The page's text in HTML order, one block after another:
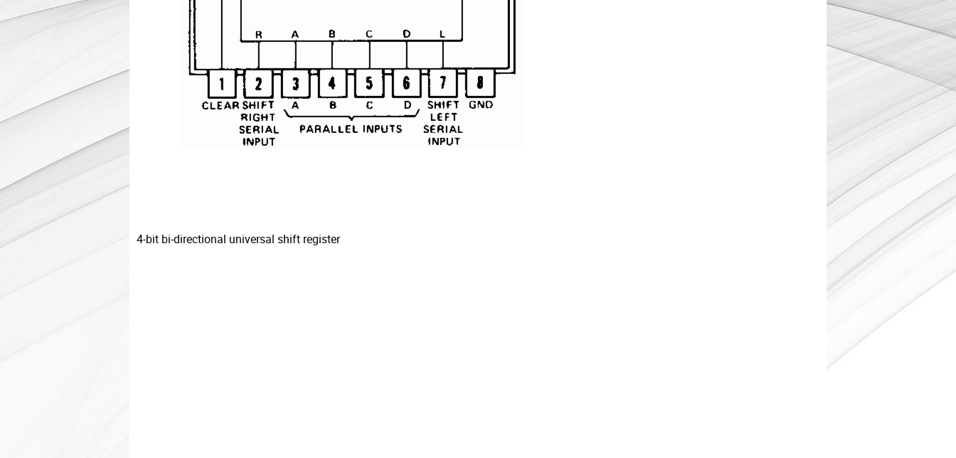
4-bit bi-directional universal shift register